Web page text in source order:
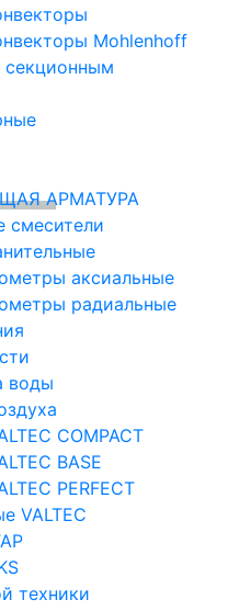
Mohlenhoff
АРМАТУРА
смесители
аксиальные
радиальные
воды
COMPACT
BASE
PERFECT
VALTEC
техники